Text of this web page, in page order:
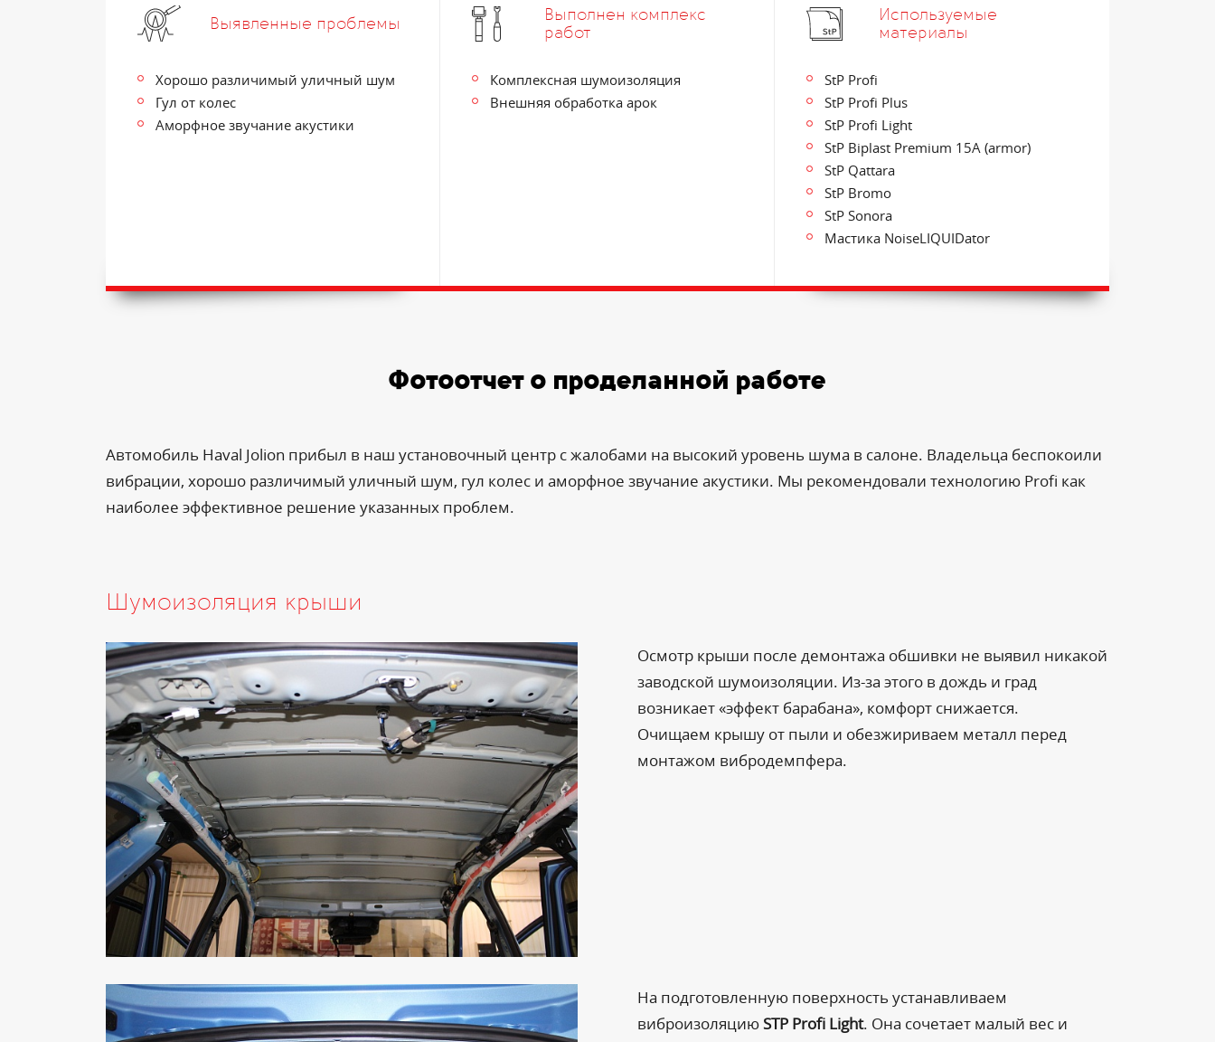
Выявленные проблемы
Хорошо различимый уличный шум
Гул от колес
Аморфное звучание акустики
Выполнен комплекс
работ
Комплексная шумоизоляция
Внешняя обработка арок
Используемые
материалы
StP Profi
StP Profi Plus
StP Profi Light
StP Biplast Premium 15A (armor)
StP Qattara
StP Bromo
StP Sonora
Мастика NoiseLIQUIDator
Фотоотчет о проделанной работе
Автомобиль Haval Jolion прибыл в наш установочный центр с жалобами на высокий уровень шума в салоне. Владельца беспокоили
вибрации, хорошо различимый уличный шум, гул колес и аморфное звучание акустики. Мы рекомендовали технологию Profi как
наиболее эффективное решение указанных проблем.
Шумоизоляция крыши
Осмотр крыши после демонтажа обшивки не выявил никакой
заводской шумоизоляции. Из-за этого в дождь и град
возникает «эффект барабана», комфорт снижается.
Очищаем крышу от пыли и обезжириваем металл перед
монтажом вибродемпфера.
На подготовленную поверхность устанавливаем
виброизоляциюSTP Profi Light. Она сочетает малый вес и